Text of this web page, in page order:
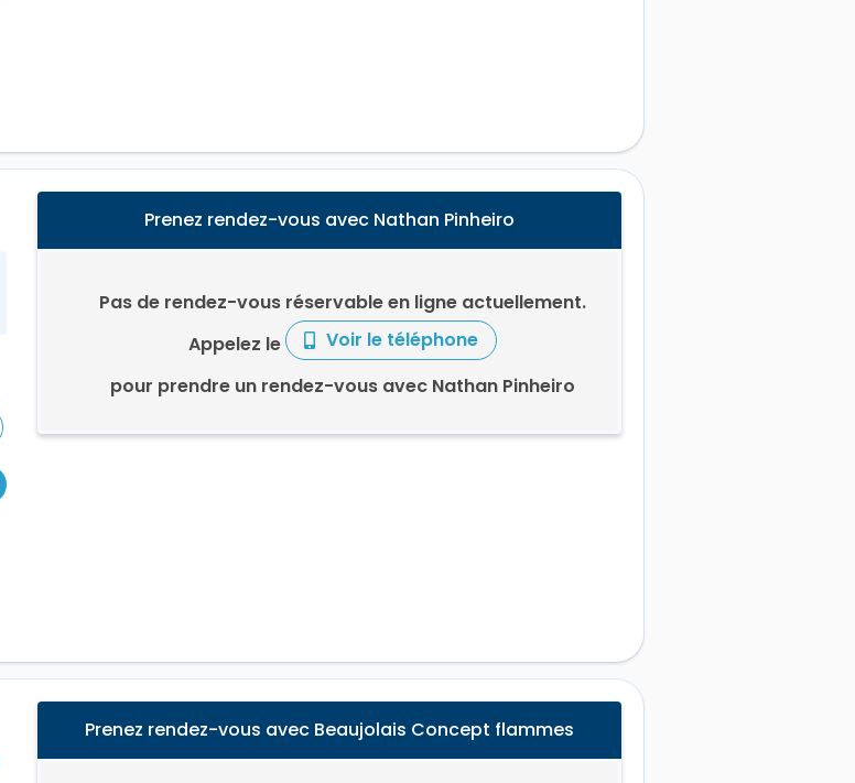
Prenez rendez-vous avec Nathan Pinheiro
Pas de rendez-vous réservable en ligne actuellement.
Appelez le
Voir le téléphone
pour prendre un rendez-vous avec Nathan Pinheiro
Prenez rendez-vous avec Beaujolais Concept flammes